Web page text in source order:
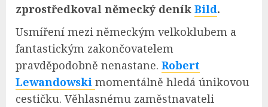
zprostředkoval německý deník Bild.
Usmíření mezi německým velkoklubem a
fantastickým zakončovatelem
pravděpodobně nenastane. Robert
Lewandowski momentálně hledá únikovou
cestičku. Věhlasnému zaměstnavateli